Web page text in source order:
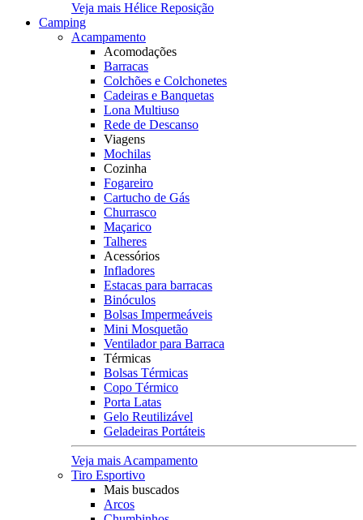
Veja mais Hélice Reposição
Camping
Acampamento
Acomodações
Barracas
Colchões e Colchonetes
Cadeiras e Banquetas
Lona Multiuso
Rede de Descanso
Viagens
Mochilas
Cozinha
Fogareiro
Cartucho de Gás
Churrasco
Maçarico
Talheres
Acessórios
Infladores
Estacas para barracas
Binóculos
Bolsas Impermeáveis
Mini Mosquetão
Ventilador para Barraca
Térmicas
Bolsas Térmicas
Copo Térmico
Porta Latas
Gelo Reutilizável
Geladeiras Portáteis
Veja mais Acampamento
Tiro Esportivo
Mais buscados
Arcos